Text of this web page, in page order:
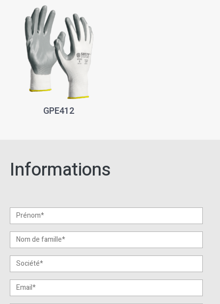
GPE412
Informations